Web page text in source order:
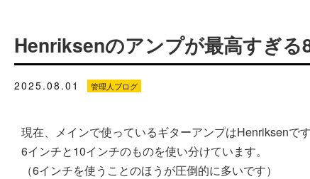
Henriksenのアンプが最高すぎる
2025.08.01 管理人ブログ
現在、メインで使っているギターアンプはHenriksenです
6インチと10インチのものを使い分けています。
（6インチを使うことのほうが圧倒的に多いです）